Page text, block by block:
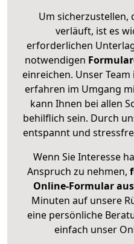
Um sicherzustellen,
verläuft, ist es
erforderlichen
notwendigen
einreichen. Unser Team
erfahren im Umgang
kann Ihnen bei allen
behilflich sein. Durch
entspannt und
Wenn Sie Interesse
Anspruch zu nehmen,
Online-Formular aus
Minuten auf unsere
eine persönliche
einfach unser